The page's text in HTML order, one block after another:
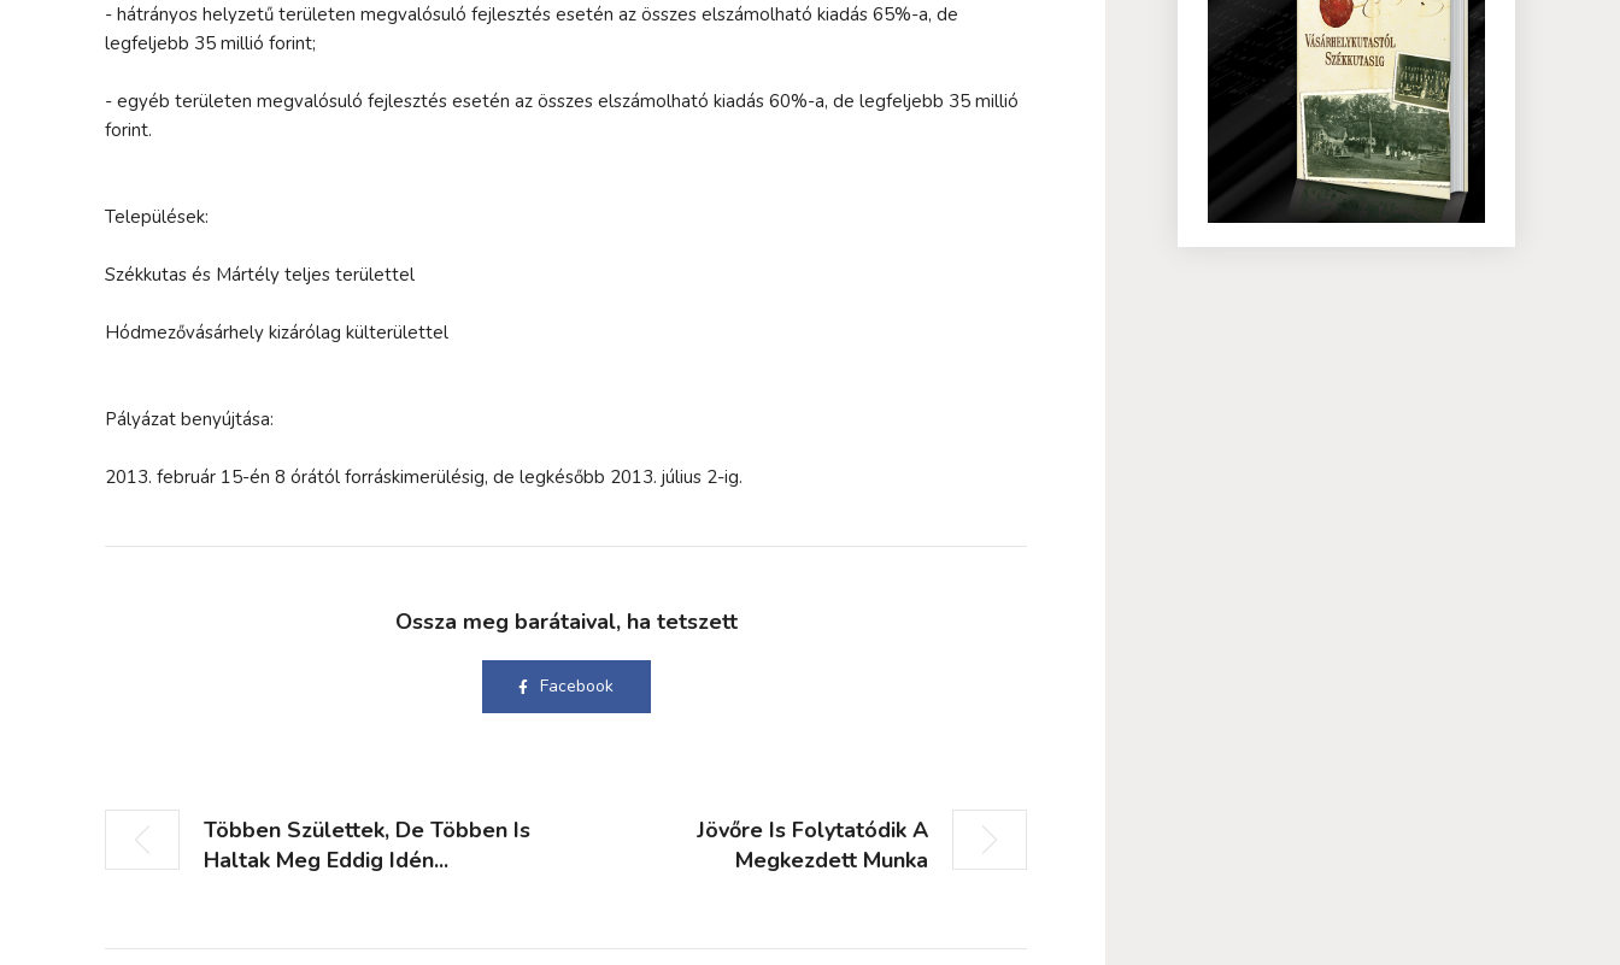
- hátrányos helyzetű területen megvalósuló fejlesztés esetén az összes elszámolható kiadás 65%-a, de
legfeljebb 35 millió forint;
- egyéb területen megvalósuló fejlesztés esetén az összes elszámolható kiadás 60%-a, de legfeljebb 35 millió
forint.
Települések:
Székkutas és Mártély teljes területtel
Hódmezővásárhely kizárólag külterülettel
Pályázat benyújtása:
2013. február 15-én 8 órától forráskimerülésig, de legkésőbb 2013. július 2-ig.
Ossza meg barátaival, ha tetszett
Facebook
Többen Születtek, De Többen Is
Haltak Meg Eddig Idén...
Jövőre Is Folytatódik A
Megkezdett Munka